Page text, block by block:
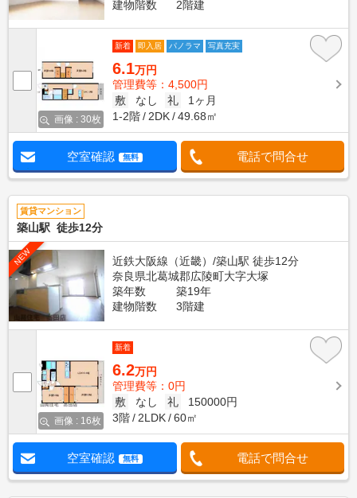
建物階数 2階建
画像 : 30枚
新着 即入居 パノラマ 写真充実
6.1万円
管理費等：4,500円
敷
なし 礼
1ヶ月
1-2階
2DK 49.68㎡
空室確認 無料 電話で問合せ
賃貸マンション
築山駅 徒歩12分
NEW
近鉄大阪線（近畿）/築山駅 徒歩12分
奈良県北葛城郡広陵町大字大塚
築年数
築19年
建物階数
3階建
画像 : 16枚
新着
6.2万円
管理費等：0円
敷
なし 礼
150000円
3階
2LDK 60㎡
空室確認 無料 電話で問合せ